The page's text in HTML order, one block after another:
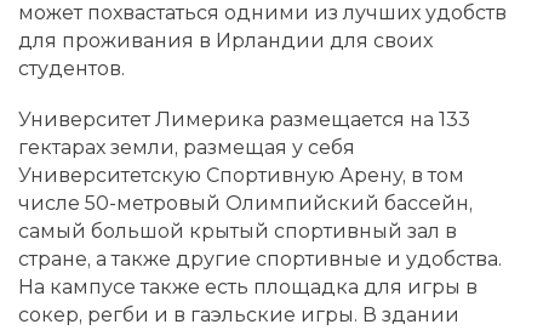
может похвастаться одними из лучших удобств
для проживания в Ирландии для своих
студентов.
Университет Лимерика размещается на 133
гектарах земли, размещая у себя
Университетскую Спортивную Арену, в том
числе 50-метровый Олимпийский бассейн,
самый большой крытый спортивный зал в
стране, а также другие спортивные и удобства.
На кампусе также есть площадка для игры в
сокер, регби и в гаэльские игры. В здании